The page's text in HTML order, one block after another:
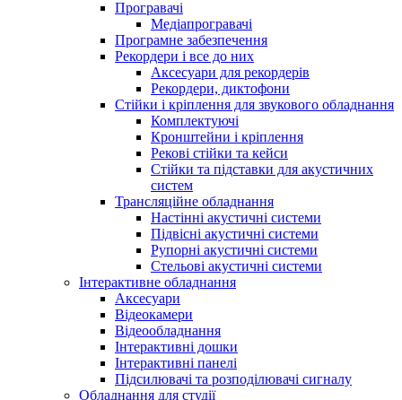
Програвачі
Медіапрогравачі
Програмне забезпечення
Рекордери і все до них
Аксесуари для рекордерів
Рекордери, диктофони
Стійки і кріплення для звукового обладнання
Комплектуючі
Кронштейни і кріплення
Рекові стійки та кейси
Стійки та підставки для акустичних
систем
Трансляційне обладнання
Настінні акустичні системи
Підвісні акустичні системи
Рупорні акустичні системи
Стельові акустичні системи
Інтерактивне обладнання
Аксесуари
Відеокамери
Відеообладнання
Інтерактивні дошки
Інтерактивні панелі
Підсилювачі та розподілювачі сигналу
Обладнання для студії